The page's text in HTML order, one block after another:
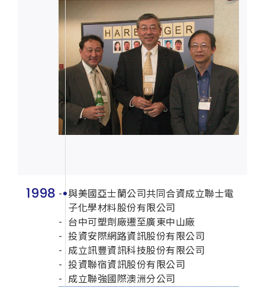
1998
與美國亞士蘭公司共同合資成立聯士電
子化學材料股份有限公司
台中可塑劑廠遷至廣東中山廠
投資安際網路資訊股份有限公司
成立訊豐資訊科技股份有限公司
投資聯宿資訊股份有限公司
成立聯強國際澳洲分公司